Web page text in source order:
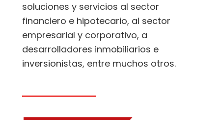
soluciones y servicios al sector
financiero e hipotecario, al sector
empresarial y corporativo, a
desarrolladores inmobiliarios e
inversionistas, entre muchos otros.